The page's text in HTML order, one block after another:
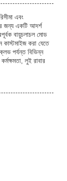
এবং
জন্য একটি আদর্শ
বায়ুচলাচল মোড
করা যেতে
পর্যন্ত বিভিন্ন
লুই রাবার